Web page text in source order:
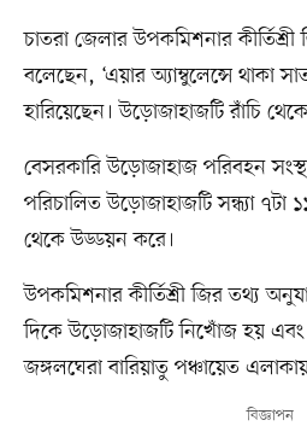
চাতরা জেলার উপকমিশনার
বলেছেন, ‘এয়ার অ্যাম্বুলেন্সে থাকা
হারিয়েছেন। উড়োজাহাজটি রাঁচি থেকে
বেসরকারি উড়োজাহাজ পরিবহন
পরিচালিত উড়োজাহাজটি সন্ধ্যা ৭টা
থেকে উড্ডয়ন করে।
উপকমিশনার কীর্তিশ্রী জির তথ্য
দিকে উড়োজাহাজটি নিখোঁজ হয় এবং
জঙ্গলঘেরা বারিয়াতু পঞ্চায়েত